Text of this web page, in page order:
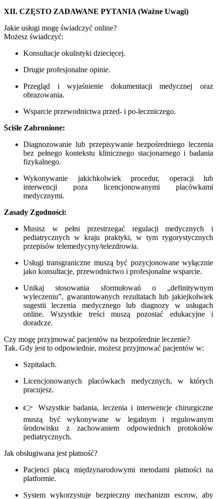
XII. CZĘSTO ZADAWANE PYTANIA (Ważne Uwagi)
Jakie usługi mogę świadczyć online?
Możesz świadczyć:
Konsultacje okulistyki dziecięcej.
Drugie profesjonalne opinie.
Przegląd i wyjaśnienie dokumentacji medycznej oraz
obrazowania.
Wsparcie przewodnictwa przed- i po-leczniczego.
Ściśle Zabronione:
Diagnozowanie lub przepisywanie bezpośredniego leczenia
bez pełnego kontekstu klinicznego stacjonarnego i badania
fizykalnego.
Wykonywanie jakichkolwiek procedur, operacji lub
interwencji poza licencjonowanymi placówkami
medycznymi.
Zasady Zgodności:
Musisz w pełni przestrzegać regulacji medycznych i
pediatrycznych w kraju praktyki, w tym rygorystycznych
przepisów telemedycyny/telezdrowia.
Usługi transgraniczne muszą być pozycjonowane wyłącznie
jako konsultacje, przewodnictwo i profesjonalne wsparcie.
Unikaj stosowania sformułowań o „definitywnym
wyleczeniu”, gwarantowanych rezultatach lub jakiejkolwiek
sugestii leczenia medycznego lub diagnozy w usługach
online. Wszystkie treści muszą pozostać edukacyjne i
doradcze.
Czy mogę przyjmować pacjentów na bezpośrednie leczenie?
Tak. Gdy jest to odpowiednie, możesz przyjmować pacjentów w:
Szpitalach.
Licencjonowanych placówkach medycznych, w których
pracujesz.
👉 Wszystkie badania, leczenia i interwencje chirurgiczne
muszą być wykonywane w legalnym i regulowanym
środowisku z zachowaniem odpowiednich protokołów
pediatrycznych.
Jak obsługiwana jest płatność?
Pacjenci płacą międzynarodowymi metodami płatności na
platformie.
System wykorzystuje bezpieczny mechanizm escrow, aby